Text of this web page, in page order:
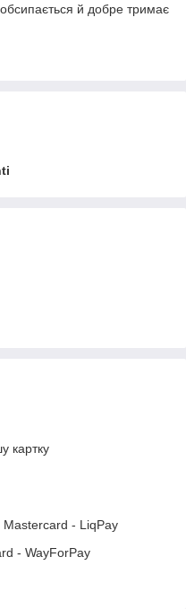
й добре тримає
картку
- LiqPay
- WayForPay